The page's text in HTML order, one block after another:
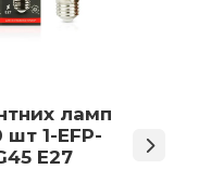
ламп
E27
48 Вт